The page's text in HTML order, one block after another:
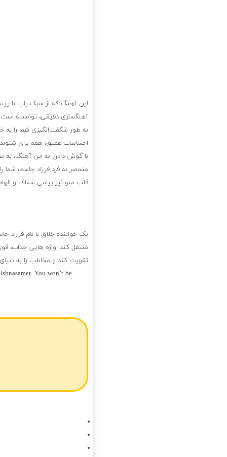
این آهنگ که از سبک پاپ با
آهنگسازی دقیقی، توانسته
به طور شگفت‌انگیزی شما را
احساسات عمیق، همه برای
با گوش دادن به این آهنگ،
منحصر به فرد فرزاد جاسم،
قلب منو نیز پیامی شفاف و
یک خواننده خلاق با نام فرزاد
منتقل کند. واژه هایی جذاب،
تقویت کند و مخاطب را به
You won’t be